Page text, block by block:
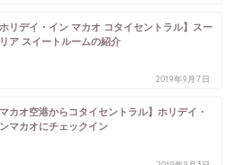
ホリデイ・イン マカオ コタイセントラル】スー
ア スイートルームの紹介
2019年9月7日
マカオ空港からコタイセントラル】ホリデイ・
マカオにチェックイン